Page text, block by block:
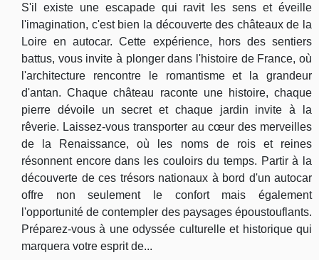
S'il existe une escapade qui ravit les sens et éveille
l'imagination, c'est bien la découverte des châteaux de la
Loire en autocar. Cette expérience, hors des sentiers
battus, vous invite à plonger dans l'histoire de France, où
l'architecture rencontre le romantisme et la grandeur
d'antan. Chaque château raconte une histoire, chaque
pierre dévoile un secret et chaque jardin invite à la
rêverie. Laissez-vous transporter au cœur des merveilles
de la Renaissance, où les noms de rois et reines
résonnent encore dans les couloirs du temps. Partir à la
découverte de ces trésors nationaux à bord d'un autocar
offre non seulement le confort mais également
l'opportunité de contempler des paysages époustouflants.
Préparez-vous à une odyssée culturelle et historique qui
marquera votre esprit de...